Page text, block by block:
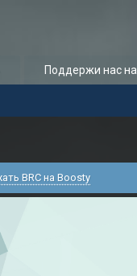
Поддержи нас
BRC на Boosty